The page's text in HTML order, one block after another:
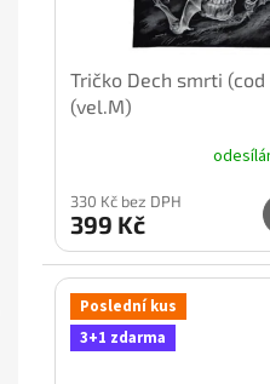
Tričko Dech smrti (cod
(vel.M)
330 Kč bez DPH
399 Kč
Poslední kus
3+1 zdarma